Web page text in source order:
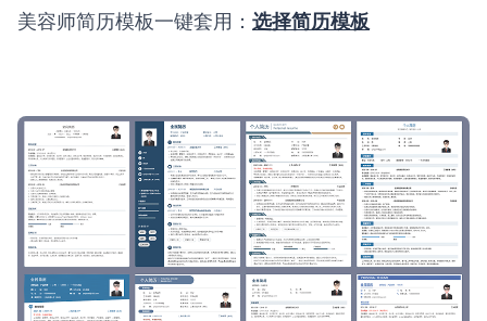
美容师简历模板一键套用： 选择简历模板